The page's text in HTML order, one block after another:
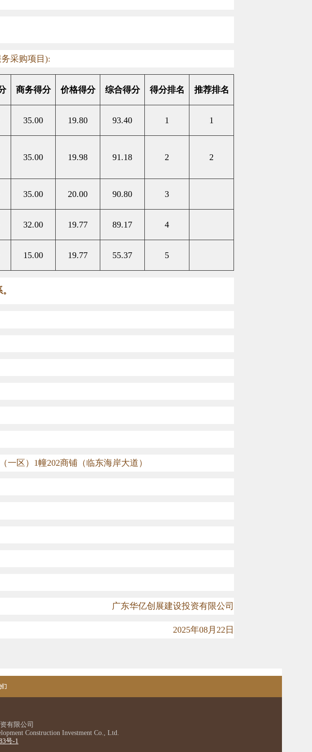
采购项目 ):
商务得分 价格得分 综合得分 得分排名 推荐排名
35.00 19.80 93.40 1 1
35.00 19.98 91.18 2 2
35.00 20.00 90.80 3
32.00 19.77 89.17 4
15.00 19.77 55.37 5
一区） 1幢202商铺（临东海岸大道）
广东华亿创展建设投资有限公司
2025年08月 22 日
有限公司
Construction Investment Co., Ltd.
号-1